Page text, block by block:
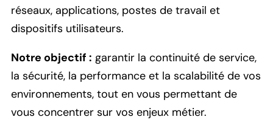
réseaux, applications, postes de travail et
dispositifs utilisateurs.
Notre objectif : garantir la continuité de service,
la sécurité, la performance et la scalabilité de vos
environnements, tout en vous permettant de
vous concentrer sur vos enjeux métier.